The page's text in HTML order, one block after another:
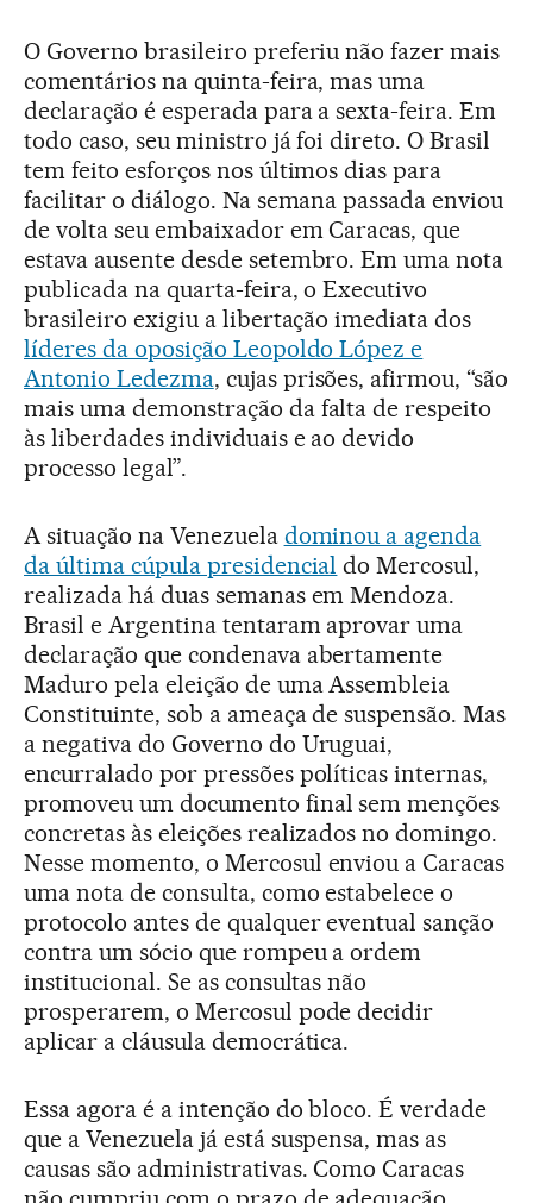
O Governo brasileiro preferiu não fazer mais
comentários na quinta-feira, mas uma
declaração é esperada para a sexta-feira. Em
todo caso, seu ministro já foi direto. O Brasil
tem feito esforços nos últimos dias para
facilitar o diálogo. Na semana passada enviou
de volta seu embaixador em Caracas, que
estava ausente desde setembro. Em uma nota
publicada na quarta-feira, o Executivo
brasileiro exigiu a libertação imediata dos
líderes da oposição Leopoldo López e
Antonio Ledezma, cujas prisões, afirmou, “são
mais uma demonstração da falta de respeito
às liberdades individuais e ao devido
processo legal”.
A situação na Venezuela dominou a agenda
da última cúpula presidencial do Mercosul,
realizada há duas semanas em Mendoza.
Brasil e Argentina tentaram aprovar uma
declaração que condenava abertamente
Maduro pela eleição de uma Assembleia
Constituinte, sob a ameaça de suspensão. Mas
a negativa do Governo do Uruguai,
encurralado por pressões políticas internas,
promoveu um documento final sem menções
concretas às eleições realizados no domingo.
Nesse momento, o Mercosul enviou a Caracas
uma nota de consulta, como estabelece o
protocolo antes de qualquer eventual sanção
contra um sócio que rompeu a ordem
institucional. Se as consultas não
prosperarem, o Mercosul pode decidir
aplicar a cláusula democrática.
Essa agora é a intenção do bloco. É verdade
que a Venezuela já está suspensa, mas as
causas são administrativas. Como Caracas